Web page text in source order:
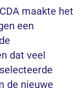
maakte het
een
dat veel
de nieuwe